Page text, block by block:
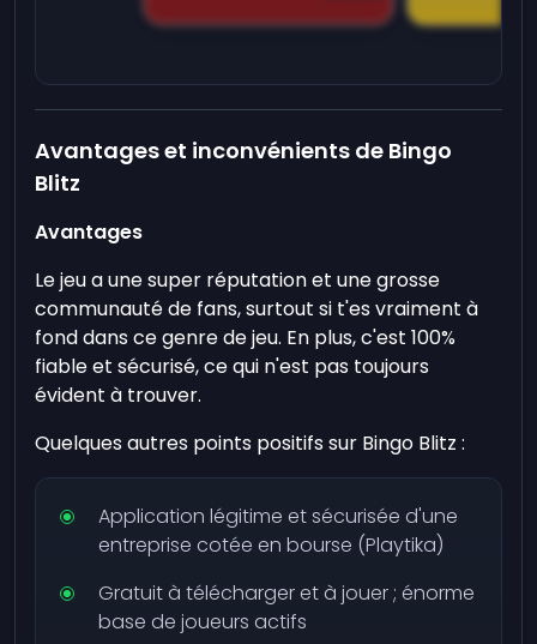
Avantages et inconvénients de Bingo
Blitz
Avantages
Le jeu a une super réputation et une grosse
communauté de fans, surtout si t'es vraiment à
fond dans ce genre de jeu. En plus, c'est 100%
fiable et sécurisé, ce qui n'est pas toujours
évident à trouver.
Quelques autres points positifs sur Bingo Blitz :
Application légitime et sécurisée d'une
entreprise cotée en bourse (Playtika)
Gratuit à télécharger et à jouer ; énorme
base de joueurs actifs